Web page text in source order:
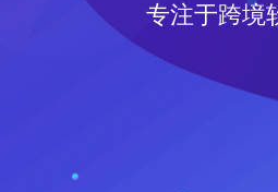
专注于跨境